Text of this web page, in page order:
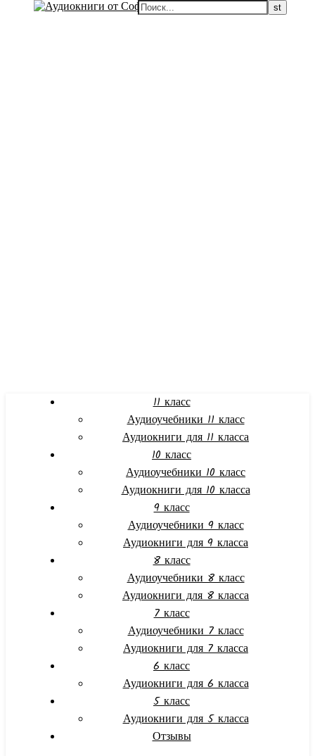
11 класс
Аудиоучебники 11 класс
Аудиокниги для 11 класса
10 класс
Аудиоучебники 10 класс
Аудиокниги для 10 класса
9 класс
Аудиоучебники 9 класс
Аудиокниги для 9 класса
8 класс
Аудиоучебники 8 класс
Аудиокниги для 8 класса
7 класс
Аудиоучебники 7 класс
Аудиокниги для 7 класса
6 класс
Аудиокниги для 6 класса
5 класс
Аудиокниги для 5 класса
Отзывы